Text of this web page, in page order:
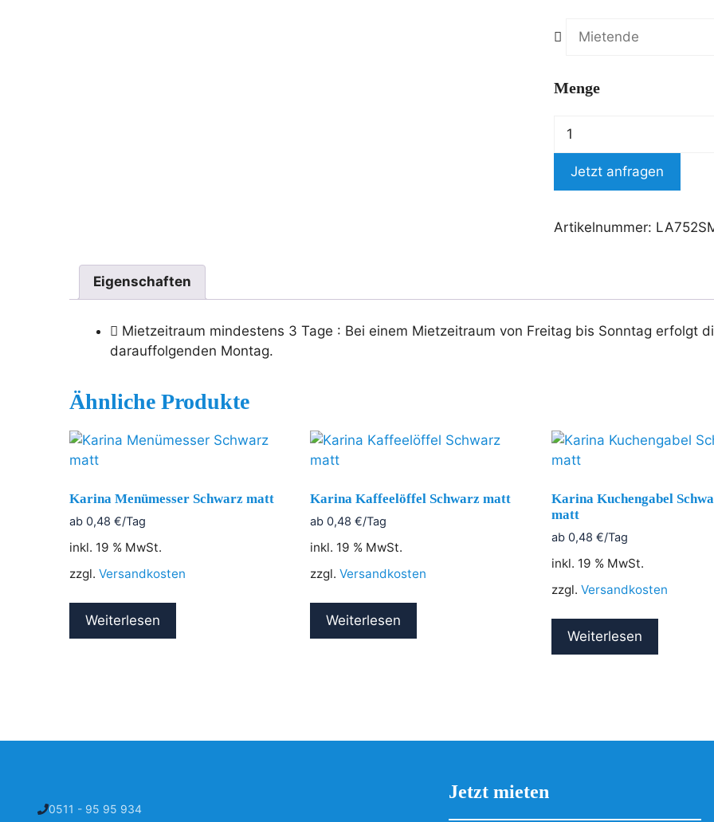
Menge
Jetzt anfragen
Artikelnummer:
Eigenschaften
Mietzeitraum mindestens 3 Tage : Bei einem Mietzeitraum von Freitag bis Sonntag erfolgt
darauffolgenden Montag.
Ähnliche Produkte
Karina Menümesser Schwarz matt
ab 0,48 €/Tag
inkl. 19 % MwSt.
zzgl. Versandkosten
Weiterlesen
Karina Kaffeelöffel Schwarz matt
ab0,48€/Tag
inkl. 19 % MwSt.
zzgl.Versandkosten
Weiterlesen
Karina Kuchengabel
matt
ab 0,48 €/Tag
inkl. 19 % MwSt.
zzgl. Versandkosten
Weiterlesen
0511 - 95 95 934
Jetzt mieten